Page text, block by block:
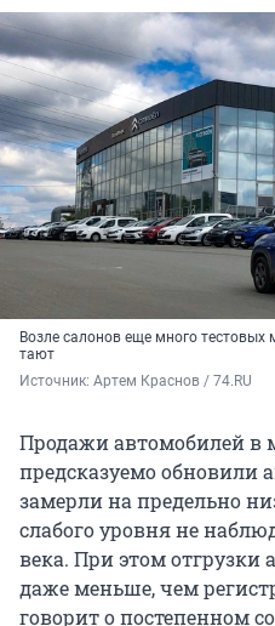
Возле салонов еще много
тают
Источник: Артем Краснов / 74.RU
Продажи автомобилей в
предсказуемо обновили
замерли на предельно
слабого уровня не
века. При этом отгрузки
даже меньше, чем
говорит о постепенном